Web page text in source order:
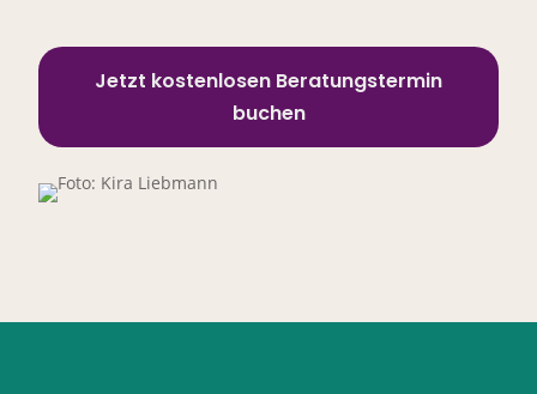
Jetzt kostenlosen Beratungstermin
buchen